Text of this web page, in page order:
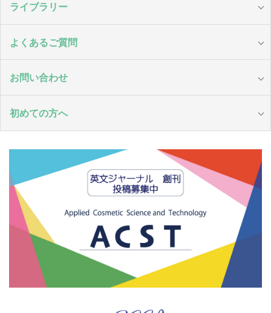
ライブラリー
よくあるご質問
お問い合わせ
初めての方へ